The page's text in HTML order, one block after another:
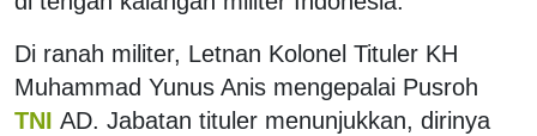
Di ranah militer, Letnan Kolonel Tituler KH
Muhammad Yunus Anis mengepalai Pusroh
TNI AD. Jabatan tituler menunjukkan, dirinya